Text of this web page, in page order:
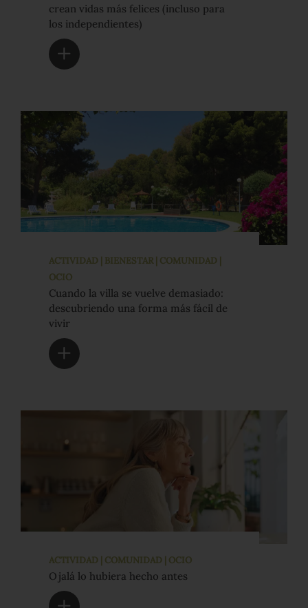
crean vidas más felices (incluso para
los independientes)
ACTIVIDAD | BIENESTAR | COMUNIDAD |
OCIO
Cuando la villa se vuelve demasiado:
descubriendo una forma más fácil de
vivir
ACTIVIDAD | COMUNIDAD | OCIO
Ojalá lo hubiera hecho antes